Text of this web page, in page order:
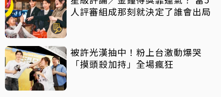
人評審組成那刻就決定了誰會出局
被許光漢抽中！粉上台激動爆哭
「摸頭殺加持」全場瘋狂